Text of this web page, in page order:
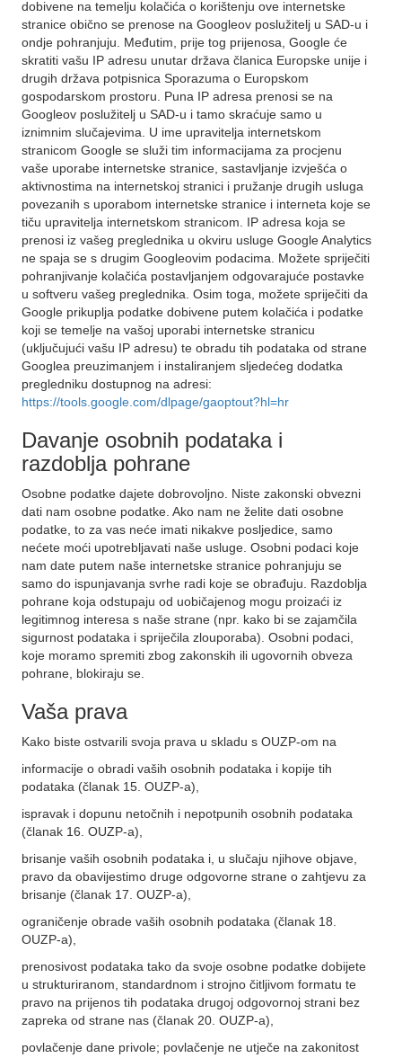
dobivene na temelju kolačića o korištenju ove internetske
stranice obično se prenose na Googleov poslužitelj u SAD-u i
ondje pohranjuju. Međutim, prije tog prijenosa, Google će
skratiti vašu IP adresu unutar država članica Europske unije i
drugih država potpisnica Sporazuma o Europskom
gospodarskom prostoru. Puna IP adresa prenosi se na
Googleov poslužitelj u SAD-u i tamo skraćuje samo u
iznimnim slučajevima. U ime upravitelja internetskom
stranicom Google se služi tim informacijama za procjenu
vaše uporabe internetske stranice, sastavljanje izvješća o
aktivnostima na internetskoj stranici i pružanje drugih usluga
povezanih s uporabom internetske stranice i interneta koje se
tiču upravitelja internetskom stranicom. IP adresa koja se
prenosi iz vašeg preglednika u okviru usluge Google Analytics
ne spaja se s drugim Googleovim podacima. Možete spriječiti
pohranjivanje kolačića postavljanjem odgovarajuće postavke
u softveru vašeg preglednika. Osim toga, možete spriječiti da
Google prikuplja podatke dobivene putem kolačića i podatke
koji se temelje na vašoj uporabi internetske stranicu
(uključujući vašu IP adresu) te obradu tih podataka od strane
Googlea preuzimanjem i instaliranjem sljedećeg dodatka
pregledniku dostupnog na adresi:
https://tools.google.com/dlpage/gaoptout?hl=hr
Davanje osobnih podataka i
razdoblja pohrane
Osobne podatke dajete dobrovoljno. Niste zakonski obvezni
dati nam osobne podatke. Ako nam ne želite dati osobne
podatke, to za vas neće imati nikakve posljedice, samo
nećete moći upotrebljavati naše usluge. Osobni podaci koje
nam date putem naše internetske stranice pohranjuju se
samo do ispunjavanja svrhe radi koje se obrađuju. Razdoblja
pohrane koja odstupaju od uobičajenog mogu proizaći iz
legitimnog interesa s naše strane (npr. kako bi se zajamčila
sigurnost podataka i spriječila zlouporaba). Osobni podaci,
koje moramo spremiti zbog zakonskih ili ugovornih obveza
pohrane, blokiraju se.
Vaša prava
Kako biste ostvarili svoja prava u skladu s OUZP-om na
informacije o obradi vaših osobnih podataka i kopije tih
podataka (članak 15. OUZP-a),
ispravak i dopunu netočnih i nepotpunih osobnih podataka
(članak 16. OUZP-a),
brisanje vaših osobnih podataka i, u slučaju njihove objave,
pravo da obavijestimo druge odgovorne strane o zahtjevu za
brisanje (članak 17. OUZP-a),
ograničenje obrade vaših osobnih podataka (članak 18.
OUZP-a),
prenosivost podataka tako da svoje osobne podatke dobijete
u strukturiranom, standardnom i strojno čitljivom formatu te
pravo na prijenos tih podataka drugoj odgovornoj strani bez
zapreka od strane nas (članak 20. OUZP-a),
povlačenje dane privole; povlačenje ne utječe na zakonitost